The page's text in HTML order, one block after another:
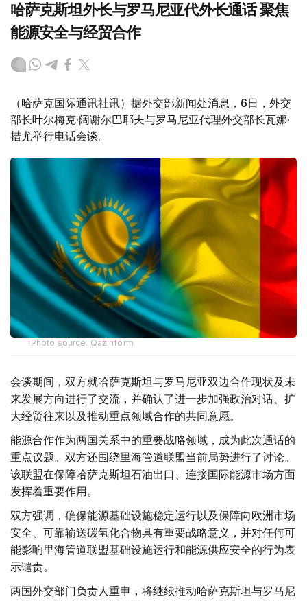
哈萨克斯坦外长与罗马尼亚代外长通话 聚焦
能源安全与经贸合作
（哈萨克国际通讯社讯）据外交部新闻处消息，6日，外交
部长叶尔梅克·阔谢尔巴耶夫与罗马尼亚代理外交部长瓦娜·
措尤举行电话会谈。
Photo source: Qazinform
会谈期间，双方就哈萨克斯坦与罗马尼亚双边合作现状及未
来发展方向进行了交流，并确认了进一步加强政治对话、扩
大经贸往来以及推动重点领域合作的共同意愿。
能源合作作为两国关系中的重要战略领域，成为此次通话的
重点议题。双方还围绕里海管道联盟当前局势进行了讨论。
该联盟在保障哈萨克斯坦石油出口、连接国际能源市场方面
发挥着重要作用。
双方强调，确保能源基础设施稳定运行以及保障向欧洲市场
安全、可靠输送碳氢化合物具有重要战略意义，并对任何可
能影响里海管道联盟基础设施运行和能源供应安全的行为表
示谴责。
两国外交部门负责人重申，将继续推动哈萨克斯坦与罗马尼